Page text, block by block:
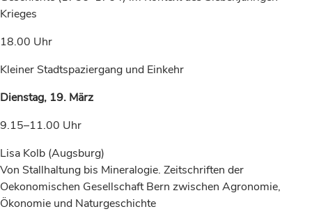
Krieges
18.00 Uhr
Kleiner Stadtspaziergang und Einkehr
Dienstag, 19. März
9.15­–11.00 Uhr
Lisa Kolb (Augsburg)
Von Stallhaltung bis Mineralogie. Zeitschriften der
Oekonomischen Gesellschaft Bern zwischen Agronomie,
Ökonomie und Naturgeschichte